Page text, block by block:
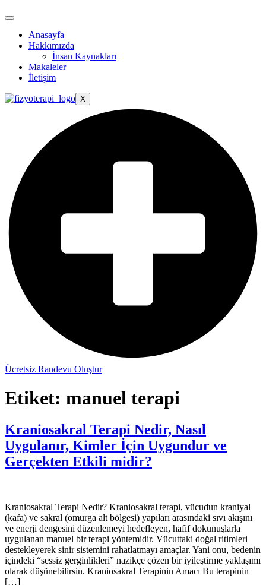
Anasayfa
Hakkımızda
İnsan Kaynakları
Makaleler
İletişim
X
Ücretsiz Randevu Oluştur
Etiket: manuel terapi
Kraniosakral Terapi Nedir, Nasıl
Uygulanır, Kimler İçin Uygundur ve
Gerçekten Etkili midir?
Kraniosakral Terapi Nedir? Kraniosakral terapi, vücudun kraniyal
(kafa) ve sakral (omurga alt bölgesi) yapıları arasındaki sıvı akışını
ve enerji dengesini düzenlemeyi hedefleyen, hafif dokunuşlarla
uygulanan manuel bir terapi yöntemidir. Vücuttaki doğal ritimleri
destekleyerek sinir sistemini rahatlatmayı amaçlar. Yani onu, bedenin
içindeki “sessiz gerginlikleri” nazikçe çözen bir iyileştirme yaklaşımı
olarak düşünebilirsin. Kraniosakral Terapinin Amacı Bu terapinin
[…]